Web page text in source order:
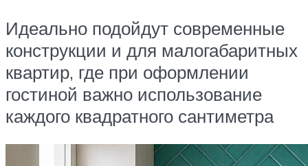
Идеально подойдут современные
конструкции и для малогабаритных
квартир, где при оформлении
гостиной важно использование
каждого квадратного сантиметра